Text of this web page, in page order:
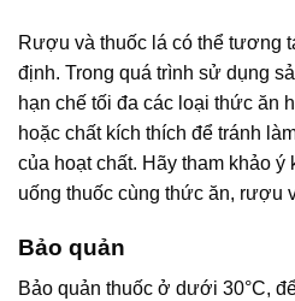
Rượu và thuốc lá có thể tương
định. Trong quá trình sử dụng
hạn chế tối đa các loại thức ăn
hoặc chất kích thích để tránh
của hoạt chất. Hãy tham khảo ý
uống thuốc cùng thức ăn, rượu
Bảo quản
Bảo quản thuốc ở dưới 30°C,